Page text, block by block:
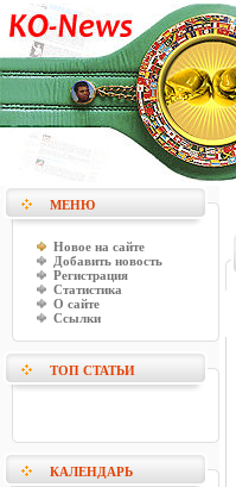
МЕНЮ
Новое на сайте
Добавить новость
Регистрация
Статистика
О сайте
Ссылки
ТОП СТАТЬИ
КАЛЕНДАРЬ